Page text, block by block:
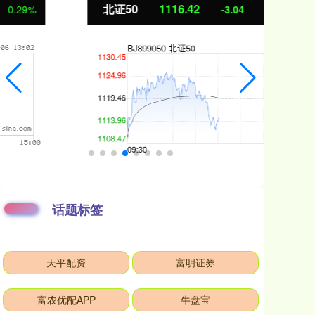
北证50 1116.42 -3.04 -0.27%
话题标签
天平配资 富明证券
富农优配APP 牛盘宝